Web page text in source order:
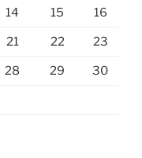
14 15 16
21 22 23
28 29 30